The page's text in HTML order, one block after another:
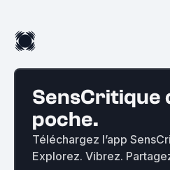
SensCritique
poche.
Téléchargez l’app
Explorez. Vibrez.